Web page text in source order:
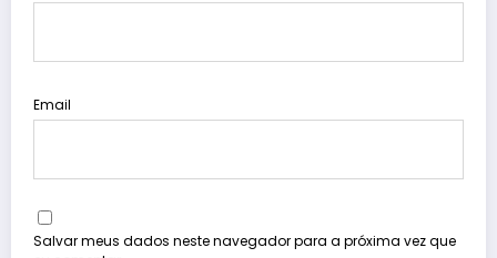
Email
Salvar meus dados neste navegador para a próxima vez que